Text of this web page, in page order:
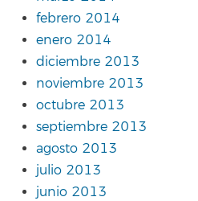
febrero 2014
enero 2014
diciembre 2013
noviembre 2013
octubre 2013
septiembre 2013
agosto 2013
julio 2013
junio 2013